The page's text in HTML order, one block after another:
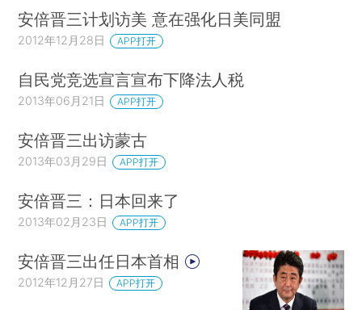
安倍晋三计划访美 意在强化日美同盟
2012年12月28日 APP打开
自民党竞选宣言宣布下降法人税
2013年06月21日 APP打开
安倍晋三出访蒙古
2013年03月29日 APP打开
安倍晋三：日本回来了
2013年02月23日 APP打开
安倍晋三出任日本首相
2012年12月27日 APP打开